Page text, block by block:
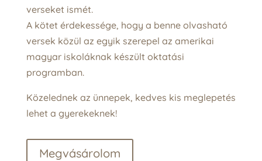
verseket ismét.
A kötet érdekessége, hogy a benne olvasható
versek közül az egyik szerepel az amerikai
magyar iskoláknak készült oktatási
programban.
Közelednek az ünnepek, kedves kis meglepetés
lehet a gyerekeknek!
Megvásárolom